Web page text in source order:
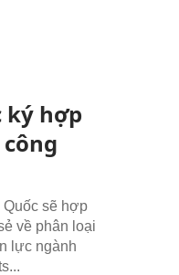
ký hợp
Quốc sẽ hợp
về phân loại
lực ngành